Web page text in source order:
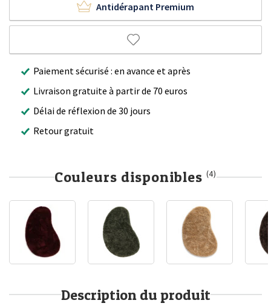
Antidérapant Premium
Paiement sécurisé : en avance et après
Livraison gratuite à partir de 70 euros
Délai de réflexion de 30 jours
Retour gratuit
Couleurs disponibles (4)
Description du produit